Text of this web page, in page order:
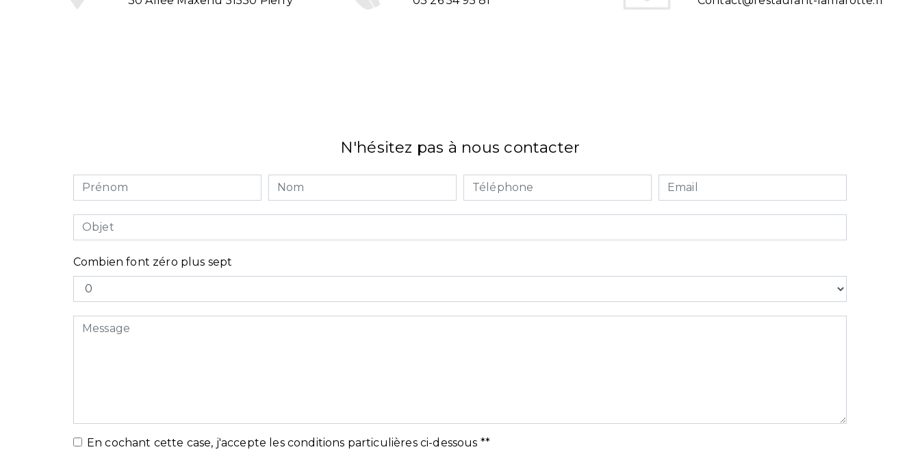
N'hésitez pas à nous contacter
Combien font zéro plus sept
En cochant cette case, j'accepte les conditions particulières ci-dessous **